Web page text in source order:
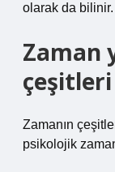
olarak da
Zaman
Zamanın
psikolojik